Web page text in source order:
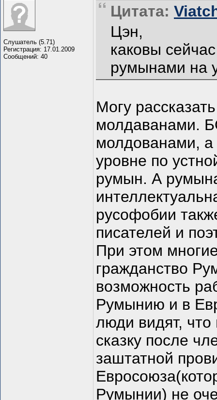
Слушатель (5.71)
Регистрация: 17.01.2009
Сообщений: 40
Цитата:
Цэн,
каковы
румынами на
Могу
молдаванами.
молдованами,
уровне по
румын. А
русофобии
писателей и
При этом
гражданство
возможность
Румынию и в
люди видят,
сказку после
заштатной
Румынии) не